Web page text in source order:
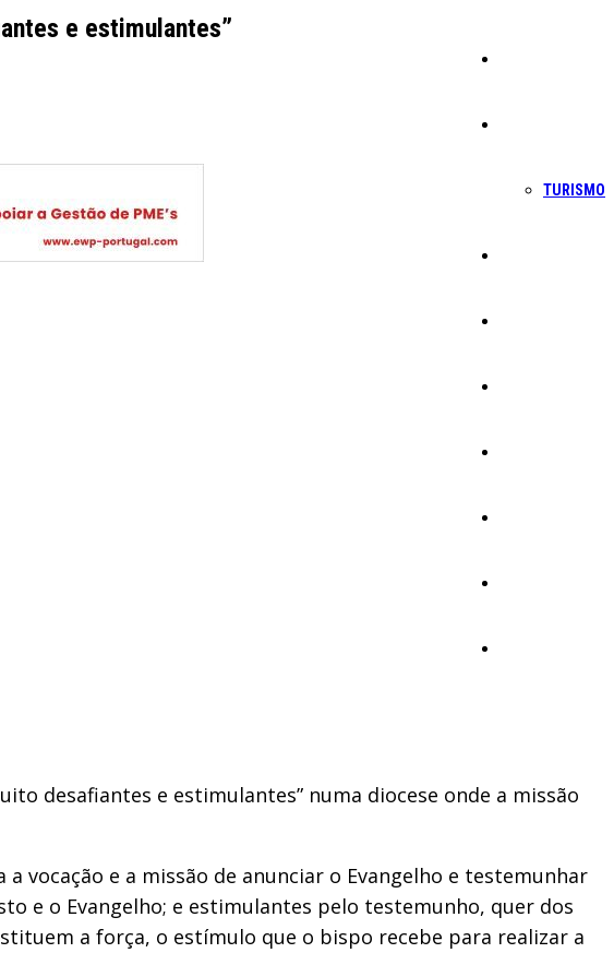
TURISMO
e estimulantes”
desafiantes e estimulantes” numa diocese onde a missão
vocação e a missão de anunciar o Evangelho e testemunhar
e o Evangelho; e estimulantes pelo testemunho, quer dos
a força, o estímulo que o bispo recebe para realizar a